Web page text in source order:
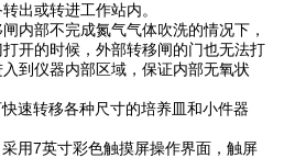
出或转进工作站内。
内部不完成氮气气体吹洗的情况下，
开的时候，外部转移闸的门也无法打
到仪器内部区域，保证内部无氧状
速转移各种尺寸的培养皿和小件器
采用7英寸彩色触摸屏操作界面，触屏